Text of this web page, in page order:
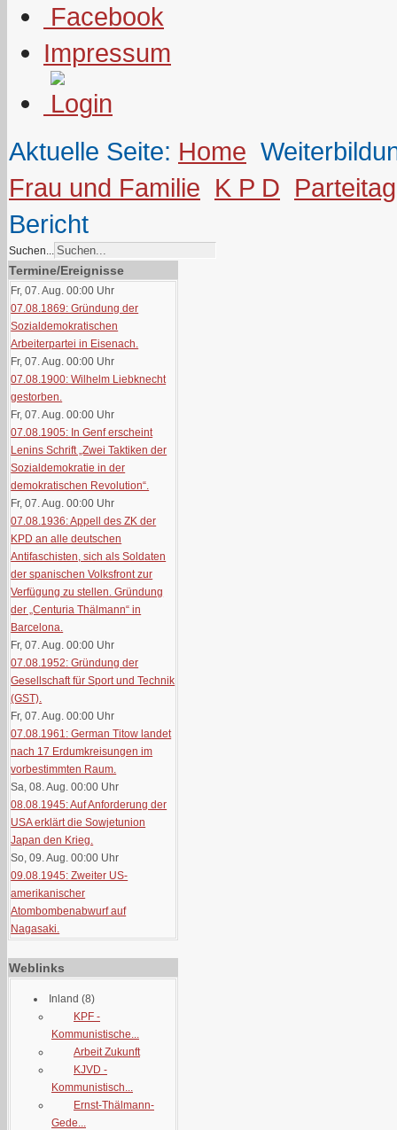
Impressum
Aktuelle Seite: Home
Frau und Familie K P D
Bericht
Suchen...
Termine/Ereignisse
Fr, 07. Aug. 00:00 Uhr
07.08.1869: Gründung der
Sozialdemokratischen
Arbeiterpartei in Eisenach.
Fr, 07. Aug. 00:00 Uhr
07.08.1900: Wilhelm Liebknecht
gestorben.
Fr, 07. Aug. 00:00 Uhr
07.08.1905: In Genf erscheint
Lenins Schrift „Zwei Taktiken der
Sozialdemokratie in der
demokratischen Revolution“.
Fr, 07. Aug. 00:00 Uhr
07.08.1936: Appell des ZK der
KPD an alle deutschen
Antifaschisten, sich als Soldaten
der spanischen Volksfront zur
Verfügung zu stellen. Gründung
der „Centuria Thälmann“ in
Barcelona.
Fr, 07. Aug. 00:00 Uhr
07.08.1952: Gründung der
Gesellschaft für Sport und Technik
(GST).
Fr, 07. Aug. 00:00 Uhr
07.08.1961: German Titow landet
nach 17 Erdumkreisungen im
vorbestimmten Raum.
Sa, 08. Aug. 00:00 Uhr
08.08.1945: Auf Anforderung der
USA erklärt die Sowjetunion
Japan den Krieg.
So, 09. Aug. 00:00 Uhr
09.08.1945: Zweiter US-
amerikanischer
Atombombenabwurf auf
Nagasaki.
Weblinks
Inland (8)
KPF -
Kommunistische...
Arbeit Zukunft
KJVD -
Kommunistisch...
Ernst-Thälmann-
Gede...